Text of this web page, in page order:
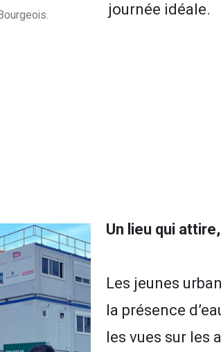
journée idéale.
Un lieu qui
Les jeunes
la présence
les vues sur les